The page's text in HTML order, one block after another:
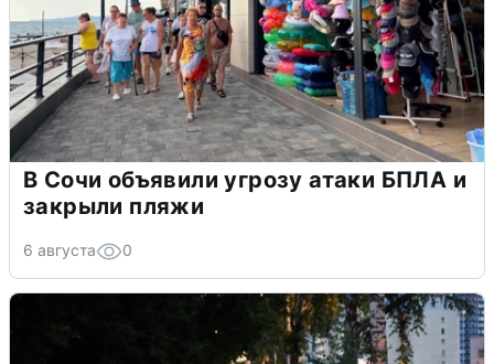
В Сочи объявили угрозу атаки БПЛА и
закрыли пляжи
6 августа 0